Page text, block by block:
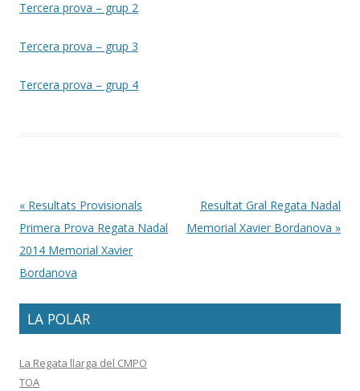
Tercera prova – grup 2
Tercera prova – grup 3
Tercera prova – grup 4
Post navigation
« Resultats Provisionals
Primera Prova Regata Nadal
2014 Memorial Xavier
Bordanova
Resultat Gral Regata Nadal
Memorial Xavier Bordanova »
LA POLAR
La Regata llarga del CMPO
TOA